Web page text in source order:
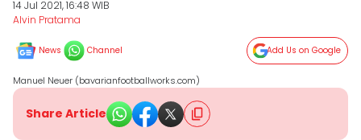
14 Jul 2021, 16:48 WIB
Alvin Pratama
News Channel Add Us on Google
Manuel Neuer (bavarianfootballworks.com)
Share Article